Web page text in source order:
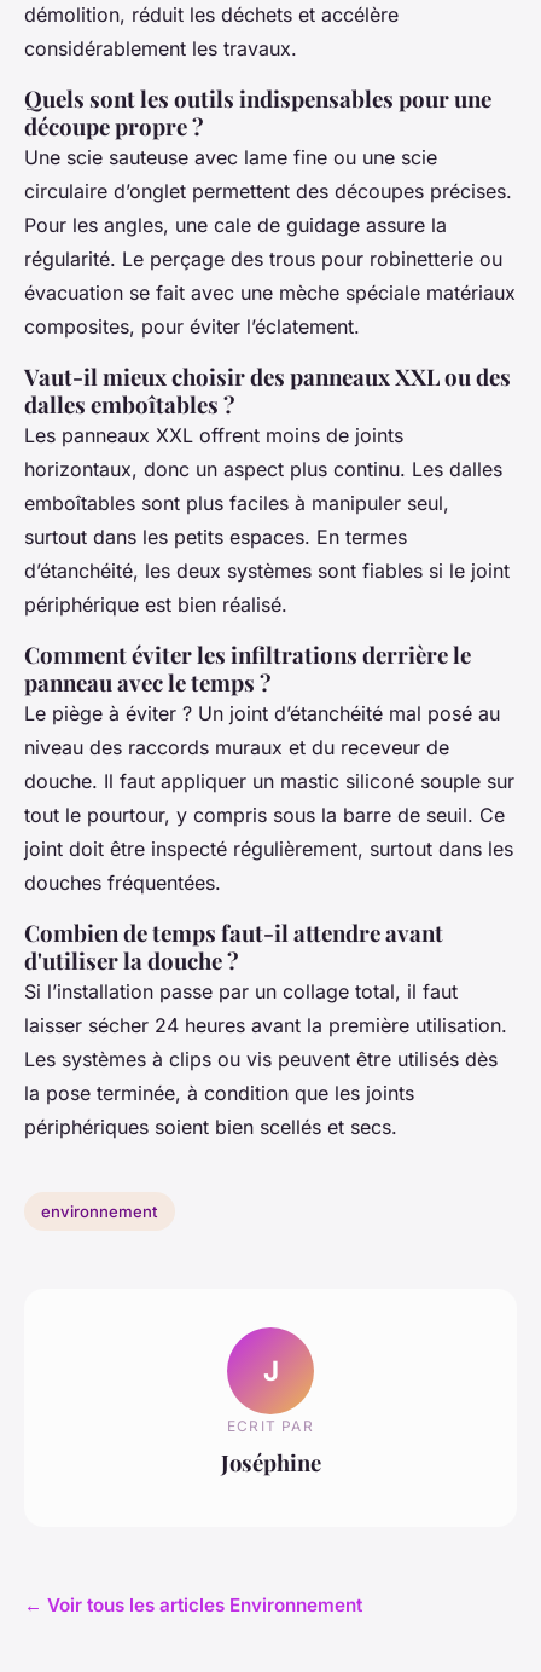
démolition, réduit les déchets et accélère
considérablement les travaux.
Quels sont les outils indispensables pour une
découpe propre ?
Une scie sauteuse avec lame fine ou une scie
circulaire d’onglet permettent des découpes précises.
Pour les angles, une cale de guidage assure la
régularité. Le perçage des trous pour robinetterie ou
évacuation se fait avec une mèche spéciale matériaux
composites, pour éviter l’éclatement.
Vaut-il mieux choisir des panneaux XXL ou des
dalles emboîtables ?
Les panneaux XXL offrent moins de joints
horizontaux, donc un aspect plus continu. Les dalles
emboîtables sont plus faciles à manipuler seul,
surtout dans les petits espaces. En termes
d’étanchéité, les deux systèmes sont fiables si le joint
périphérique est bien réalisé.
Comment éviter les infiltrations derrière le
panneau avec le temps ?
Le piège à éviter ? Un joint d’étanchéité mal posé au
niveau des raccords muraux et du receveur de
douche. Il faut appliquer un mastic siliconé souple sur
tout le pourtour, y compris sous la barre de seuil. Ce
joint doit être inspecté régulièrement, surtout dans les
douches fréquentées.
Combien de temps faut-il attendre avant
d'utiliser la douche ?
Si l’installation passe par un collage total, il faut
laisser sécher 24 heures avant la première utilisation.
Les systèmes à clips ou vis peuvent être utilisés dès
la pose terminée, à condition que les joints
périphériques soient bien scellés et secs.
environnement
J
ECRIT PAR
Joséphine
← Voir tous les articles Environnement